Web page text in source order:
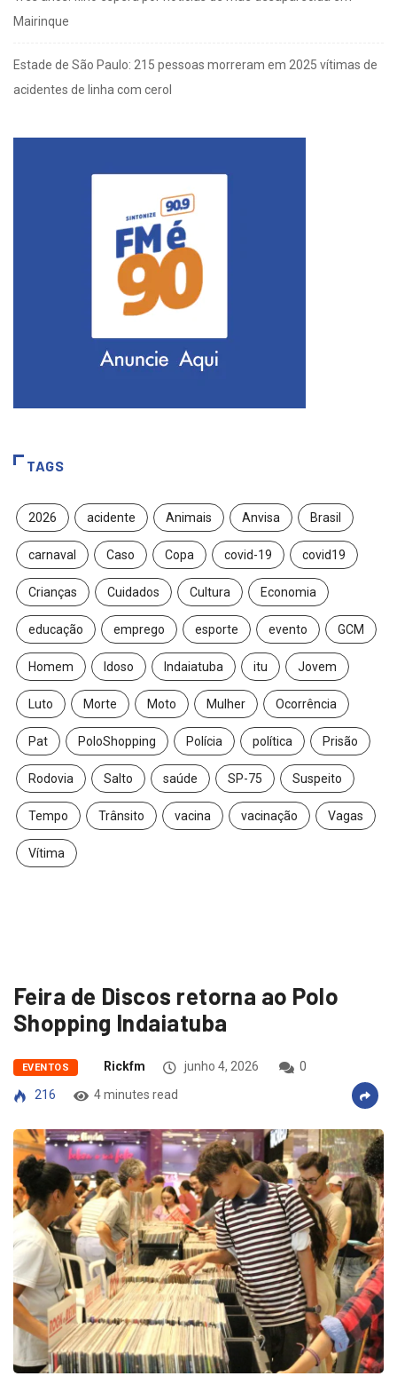
Mairinque
Estade de São Paulo: 215 pessoas morreram em 2025 vítimas de
acidentes de linha com cerol
TAGS
2026 acidente Animais Anvisa Brasil
carnaval Caso Copa covid-19 covid19
Crianças Cuidados Cultura Economia
educação emprego esporte evento GCM
Homem Idoso Indaiatuba itu Jovem
Luto Morte Moto Mulher Ocorrência
Pat PoloShopping Polícia política Prisão
Rodovia Salto saúde SP-75 Suspeito
Tempo Trânsito vacina vacinação Vagas
Vítima
Feira de Discos retorna ao Polo
Shopping Indaiatuba
EVENTOS Rickfm junho 4, 2026
0
216
4 minutes read